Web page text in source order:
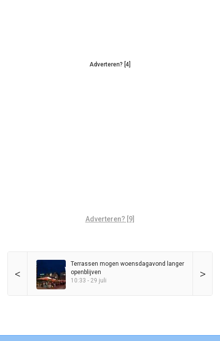
Adverteren? [4]
Adverteren? [9]
< >
Terrassen mogen woensdagavond langer
openblijven
10:33 - 29 juli